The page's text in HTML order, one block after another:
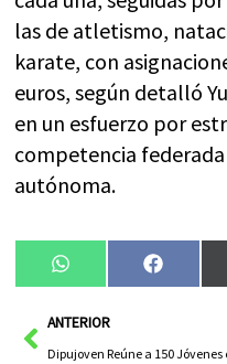
las de atletismo,
karate, con
euros, según detalló
en un esfuerzo por
competencia
autónoma.
Compartir
en
WhatsApp
en
AntANTERIOR